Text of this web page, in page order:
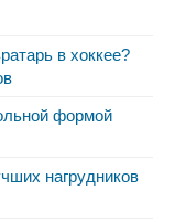
в хоккее?
формой
нагрудников